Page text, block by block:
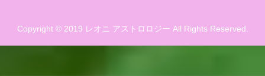
Copyright © 2019 レオニ アストロロジー All Rights Reserved.